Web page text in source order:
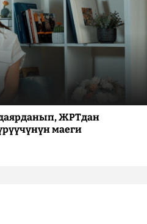
даярданып, ЖРТдан
маеги